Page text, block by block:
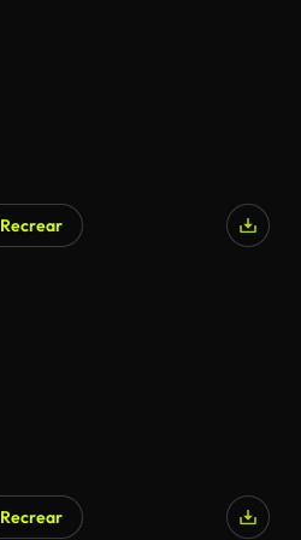
Recrear
Recrear